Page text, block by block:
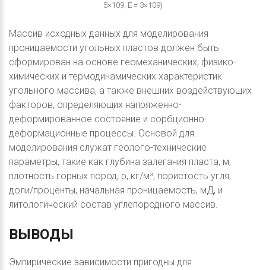
5×109; E = 3×109)
Массив исходных данных для моделирования
проницаемости угольных пластов должен быть
сформирован на основе геомеханических, физико-
химических и термодинамических характеристик
угольного массива, а также внешних воздействующих
факторов, определяющих напряженно-
деформированное состояние и сорбционно-
деформационные процессы. Основой для
моделирования служат геолого-технические
параметры, такие как глубина залегания пласта, м,
плотность горных пород, ρ, кг/м³, пористость угля,
доли/проценты, начальная проницаемость, мД, и
литологический состав углепородного массив.
ВЫВОДЫ
Эмпирические зависимости пригодны для